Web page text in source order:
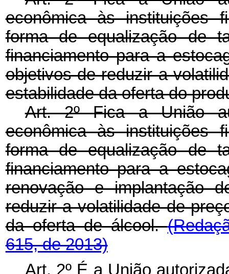
econômica às instituições
forma de equalização de
financiamento para a
objetivos de reduzir a
estabilidade da oferta do
Art. 2ºFica a União
econômica às instituições
forma de equalização de
financiamento para a
renovação e implantação
reduzir a volatilidade de
da oferta de álcool.
615, de 2013)
Art. 2º É a União